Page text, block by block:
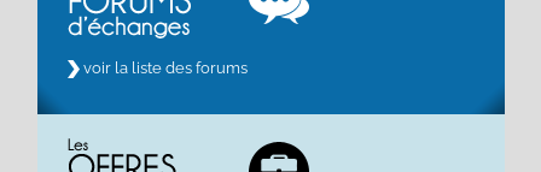
voir la liste des forums